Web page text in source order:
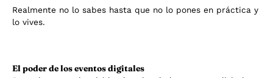
Realmente no lo sabes hasta que no lo pones en práctica y
lo vives.
El poder de los eventos digitales